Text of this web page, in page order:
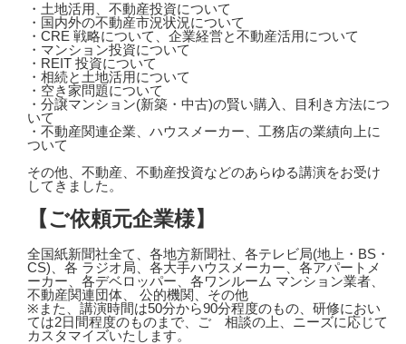
・土地活用、不動産投資について
・国内外の不動産市況状況について
・CRE 戦略について、企業経営と不動産活用について
・マンション投資について
・REIT 投資について
・相続と土地活用について
・空き家問題について
・分譲マンション(新築・中古)の賢い購入、目利き方法につ
いて
・不動産関連企業、ハウスメーカー、工務店の業績向上に
ついて
その他、不動産、不動産投資などのあらゆる講演をお受け
してきました。
【ご依頼元企業様】
全国紙新聞社全て、各地方新聞社、各テレビ局(地上・BS・
CS)、各 ラジオ局、各大手ハウスメーカー、各アパートメ
ーカー、各デベロッパー、各ワンルーム マンション業者、
不動産関連団体、 公的機関、その他
※また、講演時間は50分から90分程度のもの、研修におい
ては2日間程度のものまで、ご゙相談の上、ニーズに応じて
カスタマイズいたします。